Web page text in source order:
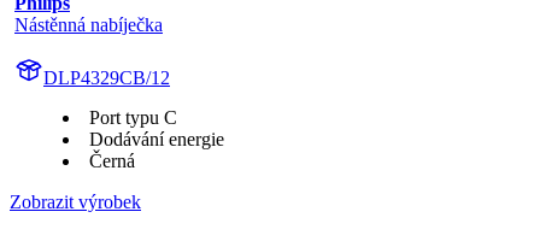
Nástěnná nabíječka
DLP4329CB/12
Port typu C
Dodávání energie
Černá
Zobrazit výrobek